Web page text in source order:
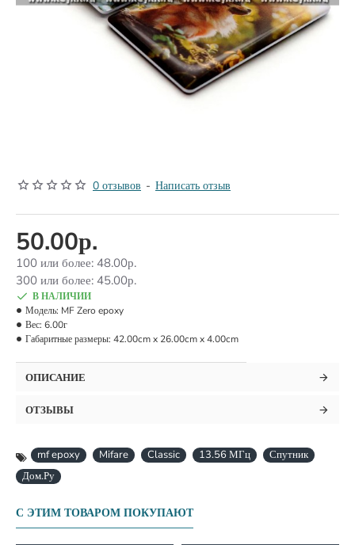
0 отзывов - Написать отзыв
50.00р.
100 или более: 48.00р.
300 или более: 45.00р.
В НАЛИЧИИ
Модель: MF Zero epoxy
Вес: 6.00г
Габаритные размеры: 42.00cm x 26.00cm x 4.00cm
ОПИСАНИЕ
ОТЗЫВЫ
mf epoxy Mifare Classic 13.56 МГц
Спутник
Дом.Ру
С ЭТИМ ТОВАРОМ ПОКУПАЮТ